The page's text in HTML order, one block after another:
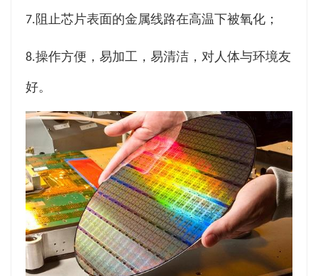
7.阻止芯片表面的金属线路在高温下被氧化；
8.操作方便，易加工，易清洁，对人体与环境友
好。